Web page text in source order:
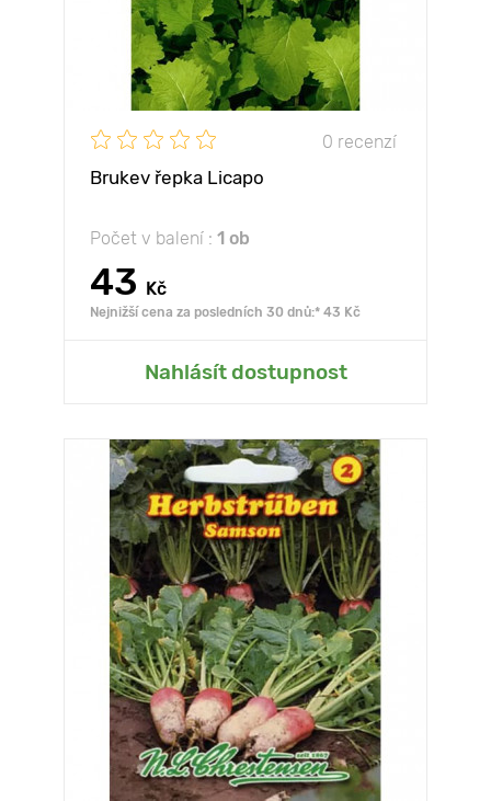
0 recenzí
Brukev řepka Licapo
Počet v balení : 1 ob
43 Kč
Nejnižší cena za posledních 30 dnů:* 43 Kč
Nahlásít dostupnost